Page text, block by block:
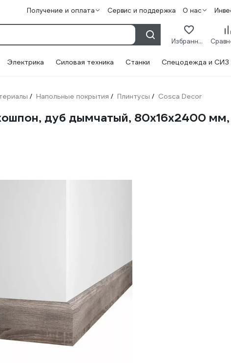
Получение и оплата Сервис и поддержка О нас
Избранное
Электрика Силовая техника Станки Спецодежда и СИЗ
/ Напольные покрытия / Плинтусы / Cosca Decor
дуб дымчатый, 80x16x2400